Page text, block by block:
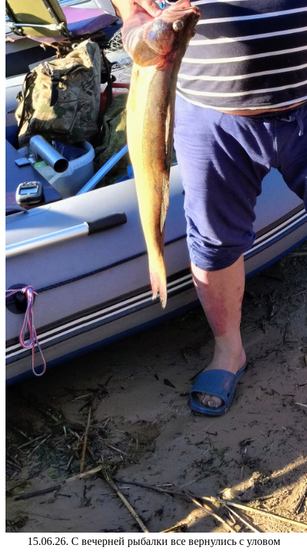
15.06.26. С вечерней рыбалки все вернулись с уловом